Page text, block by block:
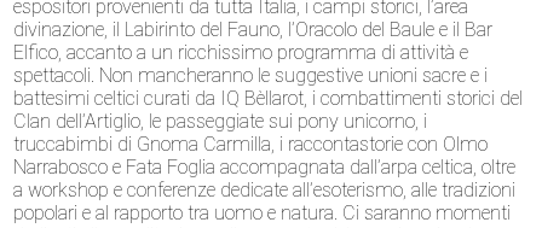
espositori provenienti da tutta Italia, i campi storici, l’area
divinazione, il Labirinto del Fauno, l’Oracolo del Baule e il Bar
Elfico, accanto a un ricchissimo programma di attività e
spettacoli. Non mancheranno le suggestive unioni sacre e i
battesimi celtici curati da IQ Bèllarot, i combattimenti storici del
Clan dell’Artiglio, le passeggiate sui pony unicorno, i
truccabimbi di Gnoma Carmilla, i raccontastorie con Olmo
Narrabosco e Fata Foglia accompagnata dall’arpa celtica, oltre
a workshop e conferenze dedicate all’esoterismo, alle tradizioni
popolari e al rapporto tra uomo e natura. Ci saranno momenti